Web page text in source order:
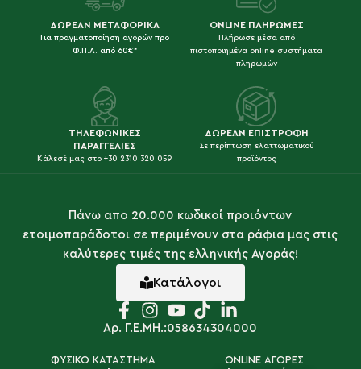
ΔΩΡΕΑΝ ΜΕΤΑΦΟΡΙΚΑ
Για πραγματοποίηση αγορών προ
Φ.Π.Α. από 60€*
ONLINE ΠΛΗΡΩΜΕΣ
Πλήρωσε μέσα από
πιστοποιημένα online συστήματα
πληρωμών
ΤΗΛΕΦΩΝΙΚΕΣ
ΠΑΡΑΓΓΕΛΙΕΣ
Κάλεσέ μας στο +30 2310 320 059
ΔΩΡΕΑΝ ΕΠΙΣΤΡΟΦΗ
Σε περίπτωση ελαττωματικού
προϊόντος
Πάνω απο 20.000 κωδικοί προιόντων
ετοιμοπαράδοτοι σε περιμένουν στα ράφια μας στις
καλύτερες τιμές της ελληνικής Αγοράς!
Κατάλογοι
Αρ. Γ.Ε.ΜΗ.:058634304000
ΦΥΣΙΚΟ ΚΑΤΑΣΤΗΜΑ ONLINE ΑΓΟΡΕΣ